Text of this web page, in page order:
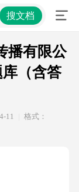
传播有限公司
搜文档
播有限公
（含答
11
格式：